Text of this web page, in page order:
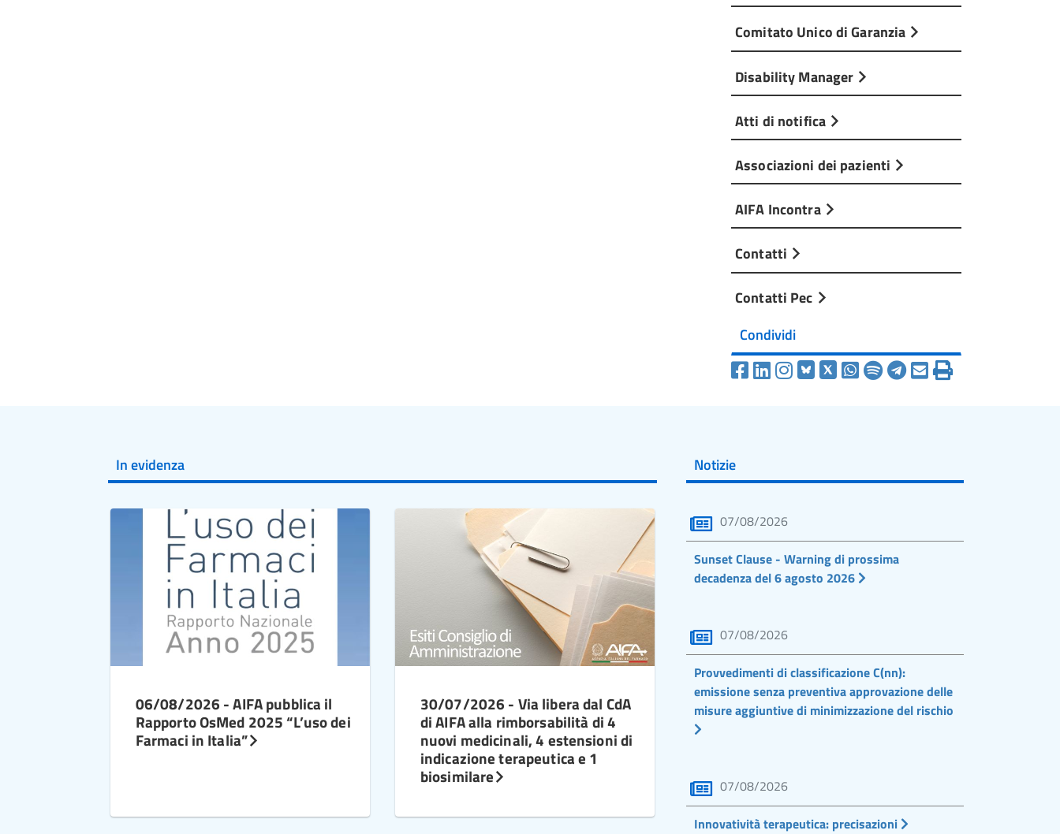
Comitato Unico di Garanzia
Disability Manager
Atti di notifica
Associazioni dei pazienti
AIFA Incontra
Contatti
Contatti Pec
Condividi
In evidenza
06/08/2026 - AIFA pubblica il
Rapporto OsMed 2025 “L’uso dei
Farmaci in Italia”
30/07/2026 - Via libera dal CdA
di AIFA alla rimborsabilità di 4
nuovi medicinali, 4 estensioni di
indicazione terapeutica e 1
biosimilare
Notizie
07/08/2026
Sunset Clause - Warning di prossima
decadenza del 6 agosto 2026
07/08/2026
Provvedimenti di classificazione C(nn):
emissione senza preventiva approvazione delle
misure aggiuntive di minimizzazione del rischio
07/08/2026
Innovatività terapeutica: precisazioni